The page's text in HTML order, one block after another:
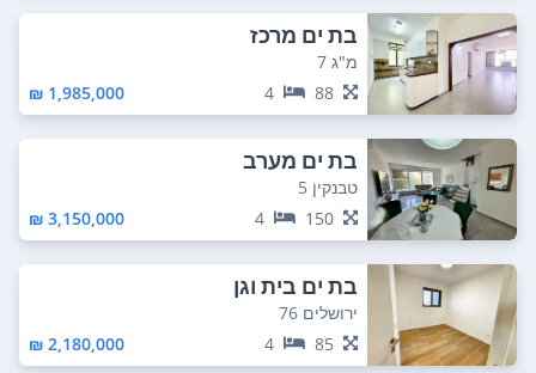
בת ים מרכז
מ"ג 7
88
4
1,985,000 ₪
בת ים מערב
טבנקין 5
150
4
3,150,000 ₪
בת ים בית וגן
ירושלים 76
85
4
2,180,000 ₪